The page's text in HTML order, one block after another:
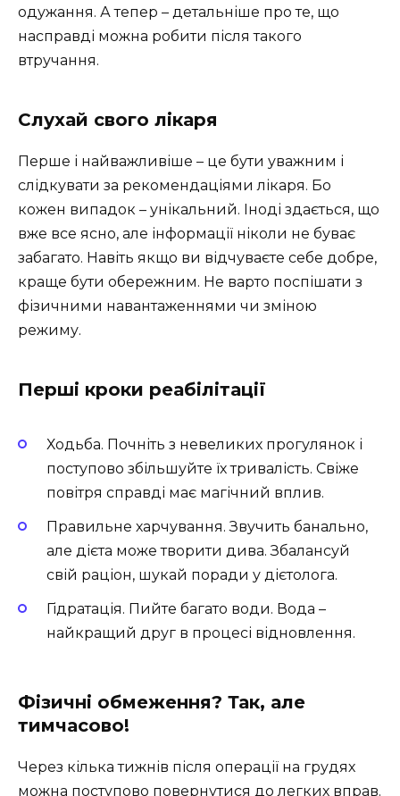
одужання. А тепер – детальніше про те, що
насправді можна робити після такого
втручання.
Слухай свого лікаря
Перше і найважливіше – це бути уважним і
слідкувати за рекомендаціями лікаря. Бо
кожен випадок – унікальний. Іноді здається, що
вже все ясно, але інформації ніколи не буває
забагато. Навіть якщо ви відчуваєте себе добре,
краще бути обережним. Не варто поспішати з
фізичними навантаженнями чи зміною
режиму.
Перші кроки реабілітації
Ходьба. Почніть з невеликих прогулянок і
поступово збільшуйте їх тривалість. Свіже
повітря справді має магічний вплив.
Правильне харчування. Звучить банально,
але дієта може творити дива. Збалансуй
свій раціон, шукай поради у дієтолога.
Гідратація. Пийте багато води. Вода –
найкращий друг в процесі відновлення.
Фізичні обмеження? Так, але
тимчасово!
Через кілька тижнів після операції на грудях
можна поступово повернутися до легких вправ.